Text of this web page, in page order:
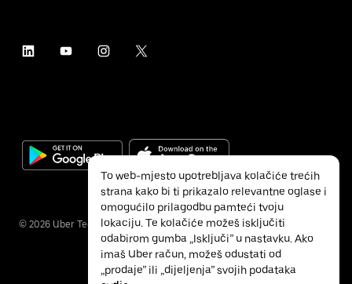
© 2026 Uber Technologies Inc.
To web-mjesto upotrebljava kolačiće trećih
strana kako bi ti prikazalo relevantne oglase i
omogućilo prilagodbu pamteći tvoju
lokaciju. Te kolačiće možeš isključiti
odabirom gumba „Isključi” u nastavku. Ako
imaš Uber račun, možeš odustati od
„prodaje” ili „dijeljenja” svojih podataka